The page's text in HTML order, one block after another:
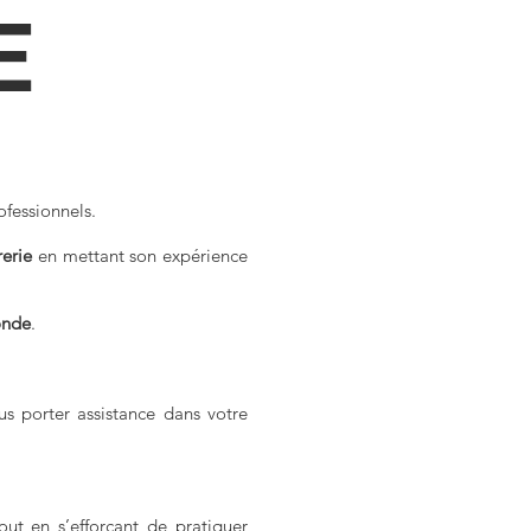
en mettant son expérience
.
porter assistance dans votre
en s’efforçant de pratiquer